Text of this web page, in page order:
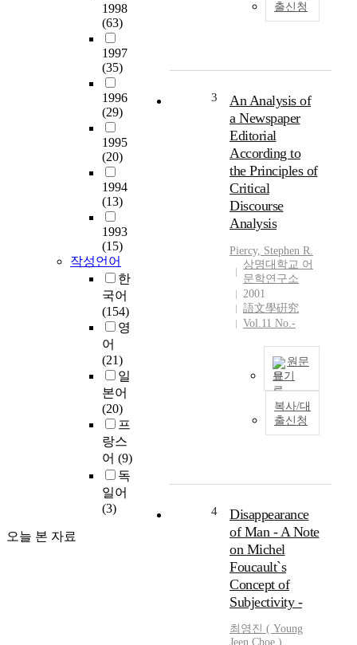
1998
(63)
1997
(35)
1996
(29)
1995
(20)
1994
(13)
1993
(15)
작성언어
한
국어
(154)
영
어
(21)
일
본어
(20)
프
랑스
어 (9)
독
일어
(3)
오늘 본 자료
출신청
3
An Analysis of
a Newspaper
Editorial
According to
the Principles of
Critical
Discourse
Analysis
Piercy, Stephen R.
상명대학교 어
문학연구소
2001
語文學硏究
Vol.11 No.-
원문
보기
복사/대
출신청
4
Disappearance
of Man - A Note
on Michel
Foucault`s
Concept of
Subjectivity -
최영진 ( Young
Jeen Choe )